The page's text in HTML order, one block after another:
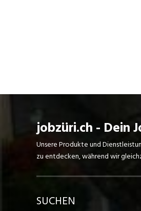
jobzüri.ch - Dein
Unsere Produkte und
zu entdecken, während wir
SUCHEN